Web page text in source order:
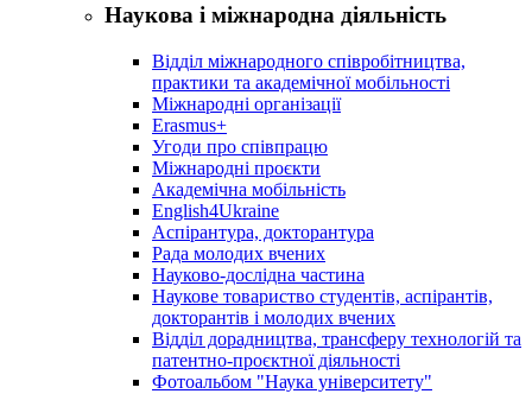
Наукова і міжнародна діяльність
Відділ міжнародного співробітництва,
практики та академічної мобільності
Міжнародні організації
Erasmus+
Угоди про співпрацю
Міжнародні проєкти
Академічна мобільність
English4Ukraine
Аспірантура, докторантура
Рада молодих вчених
Науково-дослідна частина
Наукове товариство студентів, аспірантів,
докторантів і молодих вчених
Відділ дорадництва, трансферу технологій та
патентно-проєктної діяльності
Фотоальбом "Наука університету"